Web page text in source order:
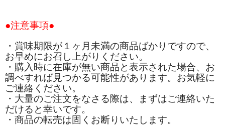
和菓子
まんじゅう
スナック
煎餅
●注意事項●
・賞味期限が１ヶ月未満の商品ばかりですので、
お早めにお召し上がりください。
・購入時に在庫が無い商品と表示された場合、お
調べすれば見つかる可能性があります。お気軽に
ご連絡ください。
・大量のご注文をなさる際は、まずはご連絡いた
だけると幸いです。
・商品の転売は固くお断りいたします。